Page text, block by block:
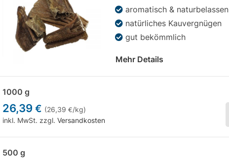
aromatisch & naturbelassen
natürliches Kauvergnügen
gut bekömmlich
Mehr Details
1000 g
26,39€ (26,39€/kg)
inkl. MwSt. zzgl.Versandkosten
500 g